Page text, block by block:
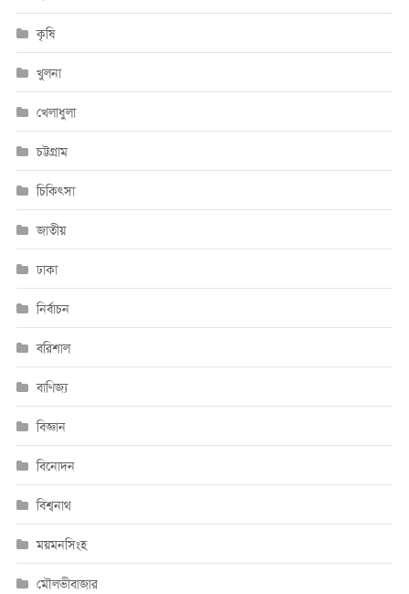
কৃষি
খুলনা
খেলাধুলা
চট্টগ্রাম
চিকিৎসা
জাতীয়
ঢাকা
নির্বাচন
বরিশাল
বাণিজ্য
বিজ্ঞান
বিনোদন
বিশ্বনাথ
ময়মনসিংহ
মৌলভীবাজার